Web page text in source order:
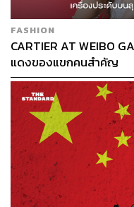
FASHION
CARTIER AT WEIBO
แดงของแขกคนสำคัญ